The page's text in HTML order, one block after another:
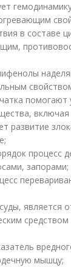
в составе
помогают
развитие
процесс
запорами;
является
мышцу;